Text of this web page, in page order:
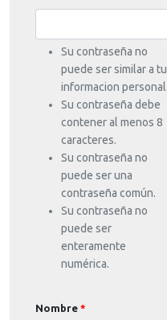
Su contraseña no
puede ser similar a tu
informacion personal.
Su contraseña debe
contener al menos 8
caracteres.
Su contraseña no
puede ser una
contraseña común.
Su contraseña no
puede ser
enteramente
numérica.
Nombre